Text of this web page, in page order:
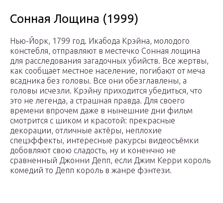
Сонная Лощина (1999)
Нью-Йорк, 1799 год. Икабода Крэйна, молодого
констебля, отправляют в местечко Сонная лощина
для расследования загадочных убийств. Все жертвы,
как сообщает местное население, погибают от меча
всадника без головы. Все они обезглавлены, а
головы исчезли. Крэйну приходится убедиться, что
это не легенда, а страшная правда. Для своего
времени впрочем даже в нынешние дни фильм
смотрится с шиком и красотой: прекрасные
декорации, отличные актёры, неплохие
спецэффекты, интересные ракурсы видеосъёмки
добовляют свою сладость, ну и коненчно не
сравненный Джонни Депп, если Джим Керри король
комедий то Депп король в жанре фэнтези.